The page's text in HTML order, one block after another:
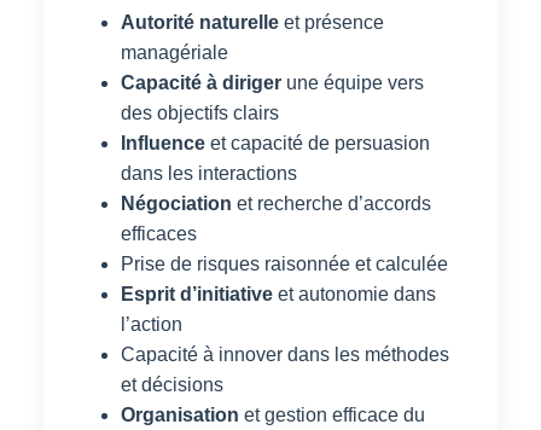
Autorité naturelle et présence
managériale
Capacité à diriger une équipe vers
des objectifs clairs
Influence et capacité de persuasion
dans les interactions
Négociation et recherche d’accords
efficaces
Prise de risques raisonnée et calculée
Esprit d’initiative et autonomie dans
l’action
Capacité à innover dans les méthodes
et décisions
Organisation et gestion efficace du